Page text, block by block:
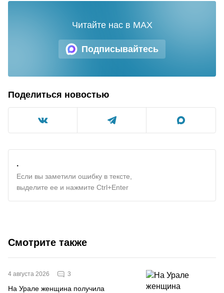
Подписывайтесь
Читайте нас в MAX
Поделиться новостью
.
Если вы заметили ошибку в тексте,
выделите ее и нажмите Ctrl+Enter
Смотрите также
4 августа 2026 3
На Урале женщина получила